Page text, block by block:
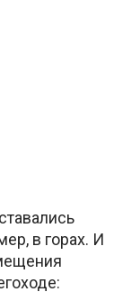
в горах. И